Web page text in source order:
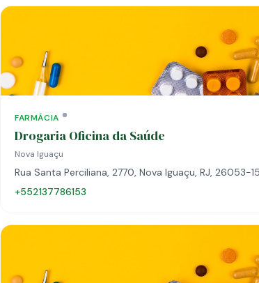
FARMÁCIA
Drogaria Oficina da Saúde
Nova Iguaçu
Rua Santa Perciliana, 2770, Nova Iguaçu, RJ, 26053-
+552137786153